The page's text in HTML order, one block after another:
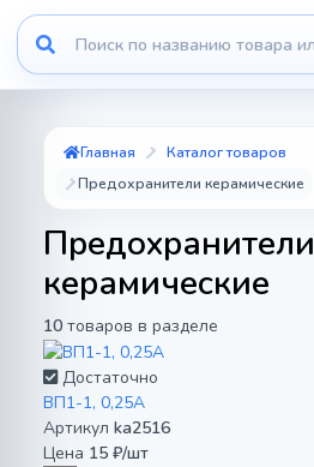
Главная
Каталог товаров
Предохранители керамические
Предохранители
керамические
10 товаров в разделе
Достаточно
ВП1-1, 0,25А
Артикул ka2516
Цена 15 ₽/шт